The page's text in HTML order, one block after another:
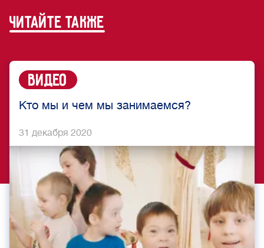
читайте также
Видео
Кто мы и чем мы занимаемся?
31 декабря 2020